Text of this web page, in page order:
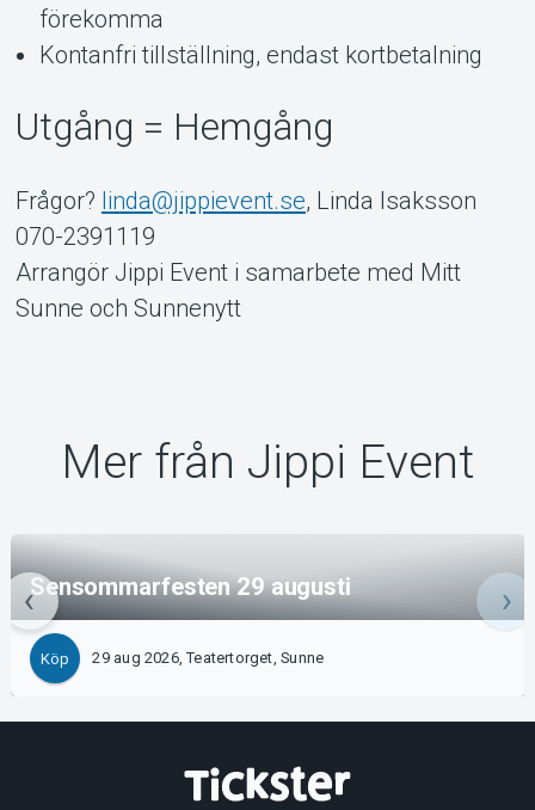
förekomma
Kontanfri tillställning, endast kortbetalning
Utgång = Hemgång
Frågor? linda@jippievent.se, Linda Isaksson
070-2391119
Arrangör Jippi Event i samarbete med Mitt
Sunne och Sunnenytt
Mer från Jippi Event
Sensommarfesten 29 augusti
Köp 29 aug 2026, Teatertorget, Sunne